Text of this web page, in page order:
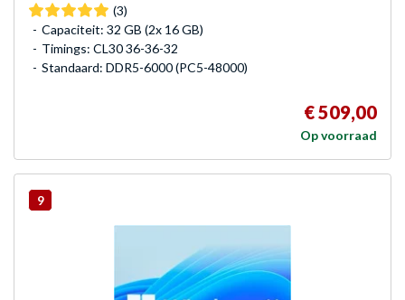
(3)
Capaciteit: 32 GB (2x 16 GB)
Timings: CL30 36-36-32
Standaard: DDR5-6000 (PC5-48000)
€ 509,00
Op voorraad
9